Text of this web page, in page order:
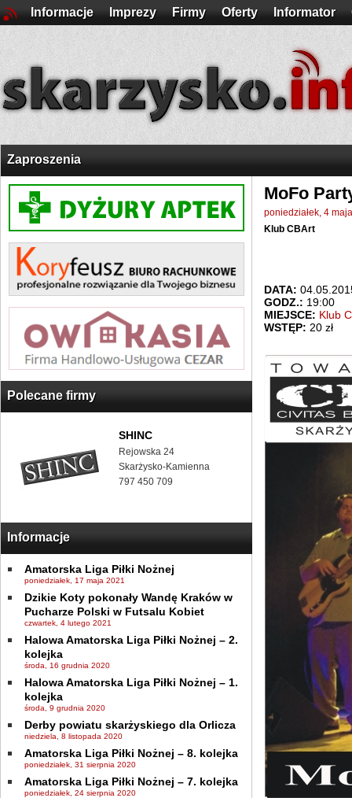
Informacje Imprezy Firmy Oferty Informator
Zaproszenia
Polecane firmy
SHINC
Rejowska 24
Skarżysko-Kamienna
797 450 709
Informacje
Amatorska Liga Piłki Nożnej
poniedziałek, 17 maja 2021
Dzikie Koty pokonały Wandę Kraków w
Pucharze Polski w Futsalu Kobiet
czwartek, 4 lutego 2021
Halowa Amatorska Liga Piłki Nożnej – 2.
kolejka
środa, 16 grudnia 2020
Halowa Amatorska Liga Piłki Nożnej – 1.
kolejka
środa, 9 grudnia 2020
Derby powiatu skarżyskiego dla Orlicza
niedziela, 8 listopada 2020
Amatorska Liga Piłki Nożnej – 8. kolejka
poniedziałek, 31 sierpnia 2020
Amatorska Liga Piłki Nożnej – 7. kolejka
poniedziałek, 24 sierpnia 2020
MoFo
poniedziałek, 4
Klub CBArt
DATA:
GODZ.: 19:00
MIEJSCE: Klub
WSTĘP: 20 zł